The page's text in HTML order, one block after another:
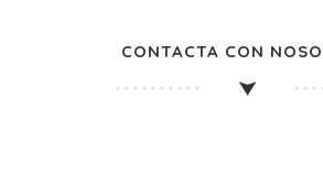
CONTACTA CON